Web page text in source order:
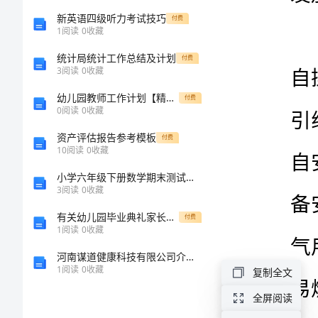
新英语四级听力考试技巧 付费
1阅读 0收藏
统计局统计工作总结及计划 付费
3阅读 0收藏
幼儿园教师工作计划【精选】 付费
0阅读 0收藏
资产评估报告参考模板 付费
10阅读 0收藏
小学六年级下册数学期末测试卷及参考答案（b卷）
3阅读 0收藏
有关幼儿园毕业典礼家长致辞发言[推荐] 付费
1阅读 0收藏
河南谋道健康科技有限公司介绍企业发展分析报告
1阅读 0收藏
复制全文
全屏阅读